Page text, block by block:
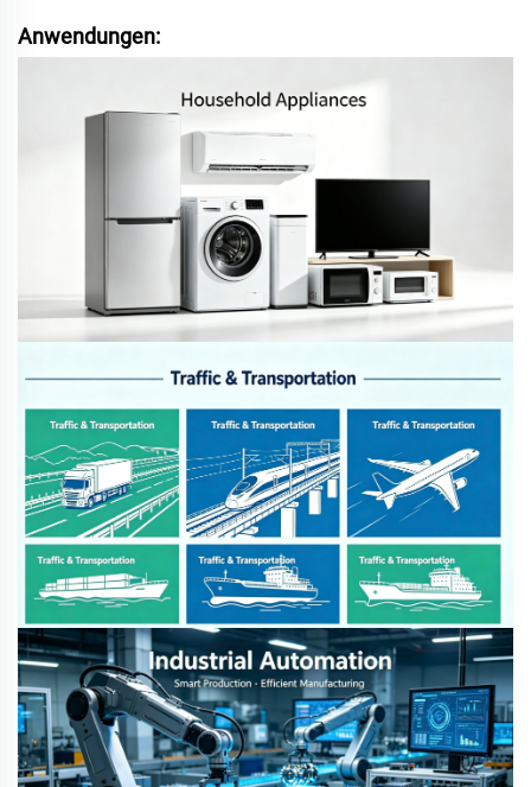
Anwendungen: